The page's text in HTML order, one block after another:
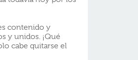
contenido y
y unidos. ¡Qué
cabe quitarse el